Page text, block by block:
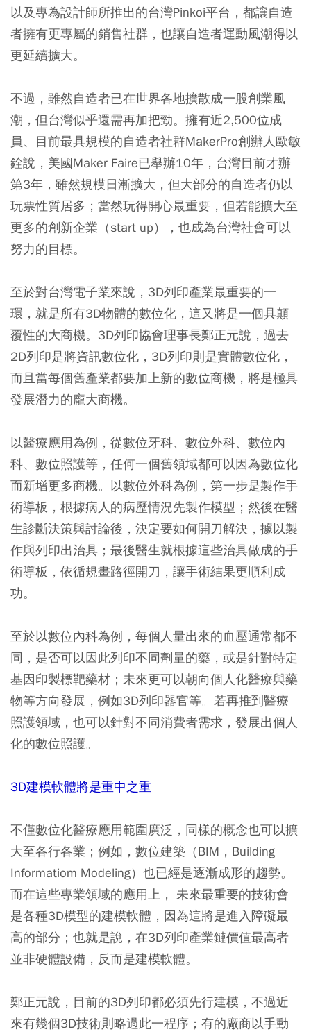
以及專為設計師所推出的台灣Pinkoi平台，都讓自造
者擁有更專屬的銷售社群，也讓自造者運動風潮得以
更延續擴大。
不過，雖然自造者已在世界各地擴散成一股創業風
潮，但台灣似乎還需再加把勁。擁有近2,500位成
員、目前最具規模的自造者社群MakerPro創辦人歐敏
銓說，美國Maker Faire已舉辦10年，台灣目前才辦
第3年，雖然規模日漸擴大，但大部分的自造者仍以
玩票性質居多；當然玩得開心最重要，但若能擴大至
更多的創新企業（start up），也成為台灣社會可以
努力的目標。
至於對台灣電子業來說，3D列印產業最重要的一
環，就是所有3D物體的數位化，這又將是一個具顛
覆性的大商機。3D列印協會理事長鄭正元說，過去
2D列印是將資訊數位化，3D列印則是實體數位化，
而且當每個舊產業都要加上新的數位商機，將是極具
發展潛力的龐大商機。
以醫療應用為例，從數位牙科、數位外科、數位內
科、數位照護等，任何一個舊領域都可以因為數位化
而新增更多商機。以數位外科為例，第一步是製作手
術導板，根據病人的病歷情況先製作模型；然後在醫
生診斷決策與討論後，決定要如何開刀解決，據以製
作與列印出治具；最後醫生就根據這些治具做成的手
術導板，依循規畫路徑開刀，讓手術結果更順利成
功。
至於以數位內科為例，每個人量出來的血壓通常都不
同，是否可以因此列印不同劑量的藥，或是針對特定
基因印製標靶藥材；未來更可以朝向個人化醫療與藥
物等方向發展，例如3D列印器官等。若再推到醫療
照護領域，也可以針對不同消費者需求，發展出個人
化的數位照護。
3D建模軟體將是重中之重
不僅數位化醫療應用範圍廣泛，同樣的概念也可以擴
大至各行各業；例如，數位建築（BIM，Building
Informatiom Modeling）也已經是逐漸成形的趨勢。
而在這些專業領域的應用上， 未來最重要的技術會
是各種3D模型的建模軟體，因為這將是進入障礙最
高的部分；也就是說，在3D列印產業鏈價值最高者
並非硬體設備，反而是建模軟體。
鄭正元說，目前的3D列印都必須先行建模，不過近
來有幾個3D技術則略過此一程序；有的廠商以手動